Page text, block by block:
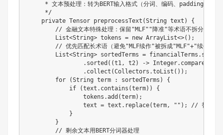
     * 文本预处理：转为BERT输入格式（分词、编码、padding）
     */
private Tensor preprocessText (String text )
{
// 金融文本特殊处理：保留"MLF""降准"等术语不拆分
List<String> tokens = new ArrayList<>( ) ;
// 优先匹配长术语（避免"MLF续作"被拆成"MLF"+"续作"）
List<String> sortedTerms = financialTerms . stream
. sorted ( (t1, t2) -> Integer. compare
. collect (Collectors .toList ( ) ) ;
for
(String term : sortedTerms )
{
if
(text . contains (term) )
{
                tokens
.add (term) ;
                text
= text . replace(term, "" ) ;
// 替换为
}
}
// 剩余文本用BERT分词器处理